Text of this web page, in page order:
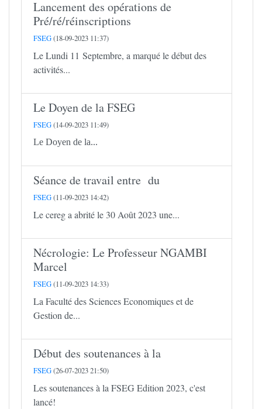
Lancement des opérations de
Pré/ré/réinscriptions
FSEG(18-09-2023 11:37)
Le Lundi 11 Septembre, a marqué le début des
activités...
Le Doyen de la FSEG
FSEG(14-09-2023 11:49)
Le Doyen de la...
Séance de travail entre du
FSEG(11-09-2023 14:42)
Le cereg a abrité le 30 Août 2023 une...
Nécrologie: Le Professeur NGAMBI
Marcel
FSEG(11-09-2023 14:33)
La Faculté des Sciences Economiques et de
Gestion de...
Début des soutenances à la
FSEG(26-07-2023 21:50)
Les soutenances à la FSEG Edition 2023, c'est
lancé!